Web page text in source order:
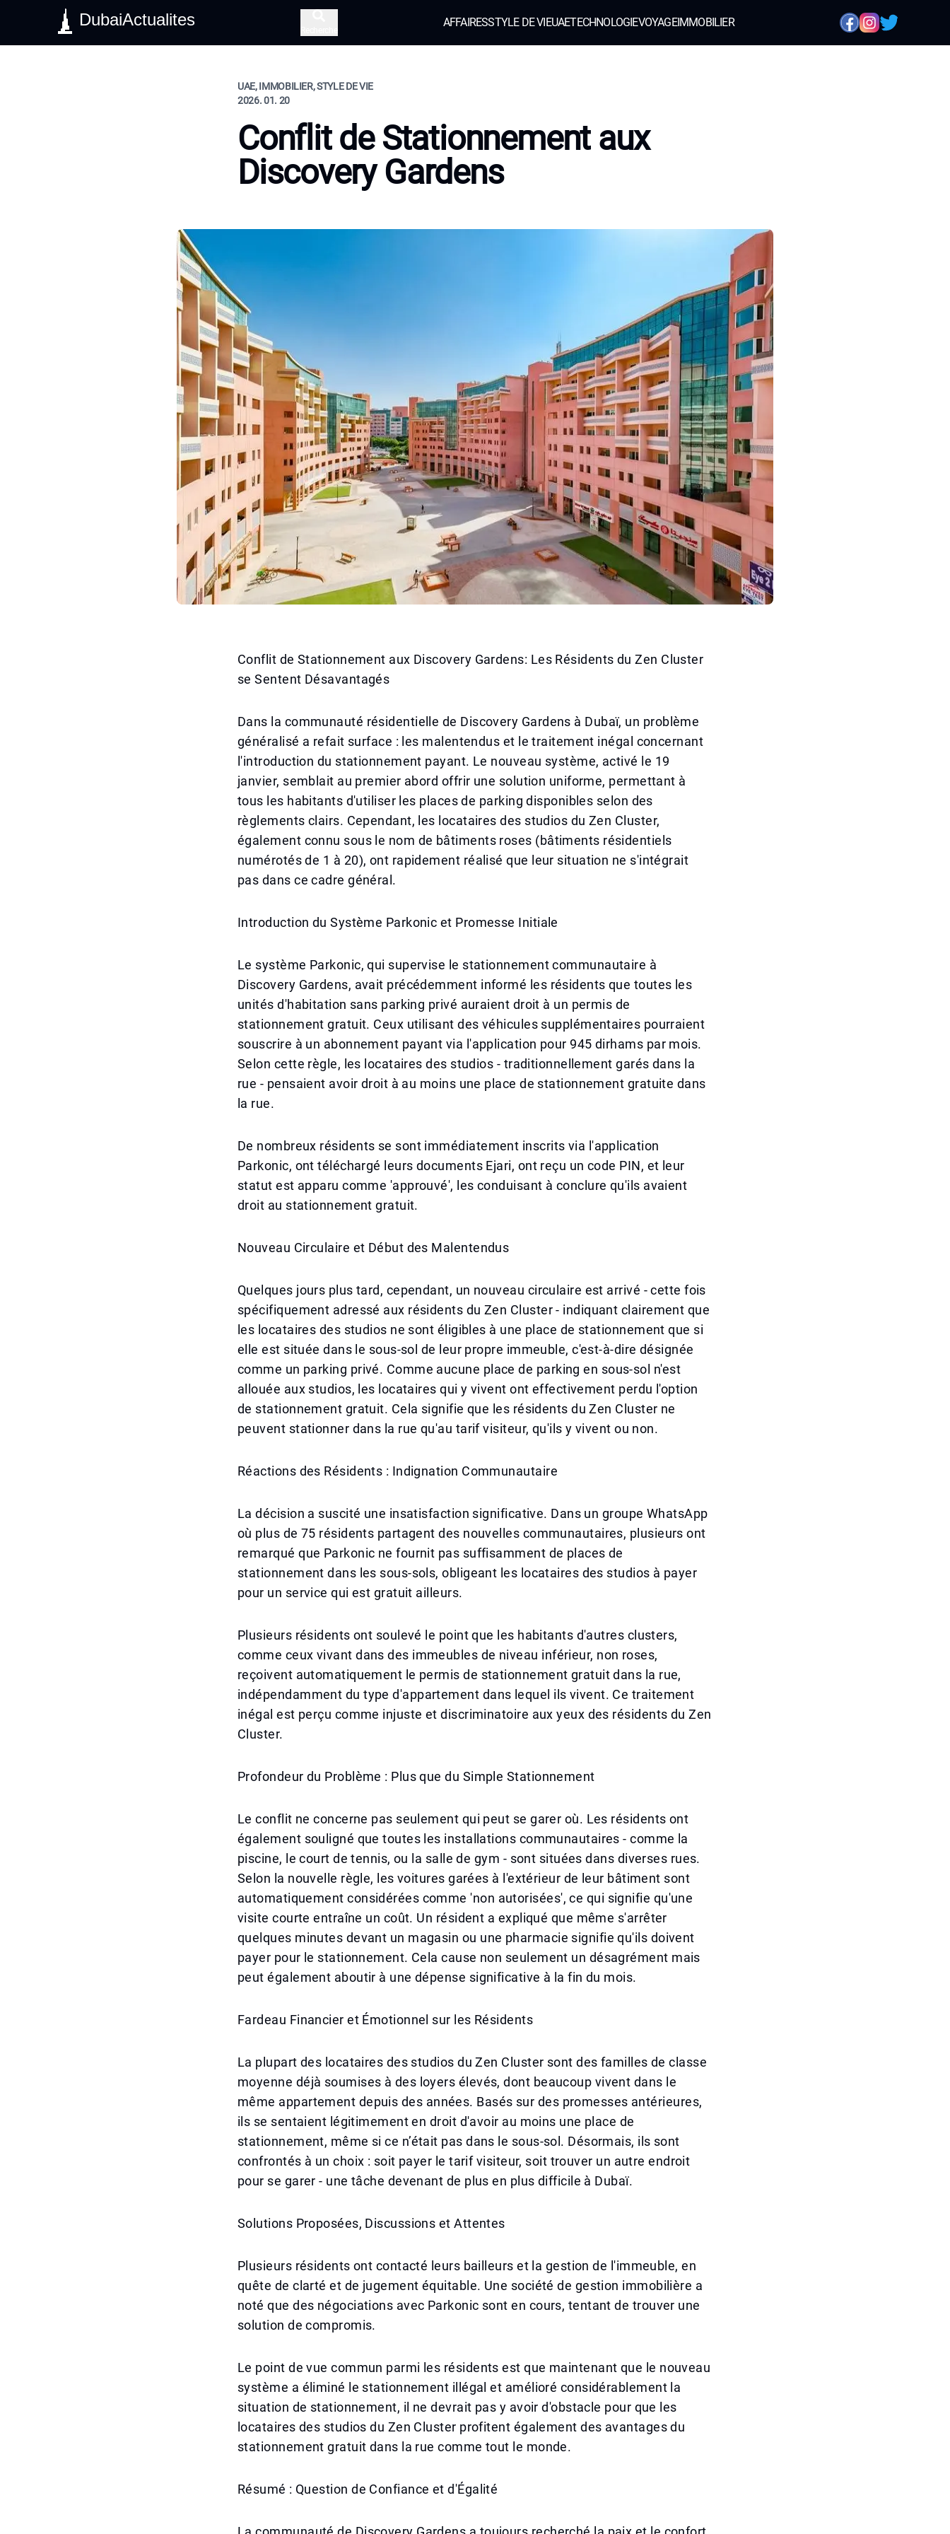
DubaiActualites AFFAIRESSTYLE DE VIEUAETECHNOLOGIEVOYAGEIMMOBILIER
UAE, IMMOBILIER, STYLE DE VIE
2026. 01. 20
Conflit de Stationnement aux
Discovery Gardens
Conflit de Stationnement aux Discovery Gardens: Les Résidents du Zen Cluster
se Sentent Désavantagés
Dans la communauté résidentielle de Discovery Gardens à Dubaï, un problème
généralisé a refait surface : les malentendus et le traitement inégal concernant
l'introduction du stationnement payant. Le nouveau système, activé le 19
janvier, semblait au premier abord offrir une solution uniforme, permettant à
tous les habitants d'utiliser les places de parking disponibles selon des
règlements clairs. Cependant, les locataires des studios du Zen Cluster,
également connu sous le nom de bâtiments roses (bâtiments résidentiels
numérotés de 1 à 20), ont rapidement réalisé que leur situation ne s'intégrait
pas dans ce cadre général.
Introduction du Système Parkonic et Promesse Initiale
Le système Parkonic, qui supervise le stationnement communautaire à
Discovery Gardens, avait précédemment informé les résidents que toutes les
unités d'habitation sans parking privé auraient droit à un permis de
stationnement gratuit. Ceux utilisant des véhicules supplémentaires pourraient
souscrire à un abonnement payant via l'application pour 945 dirhams par mois.
Selon cette règle, les locataires des studios - traditionnellement garés dans la
rue - pensaient avoir droit à au moins une place de stationnement gratuite dans
la rue.
De nombreux résidents se sont immédiatement inscrits via l'application
Parkonic, ont téléchargé leurs documents Ejari, ont reçu un code PIN, et leur
statut est apparu comme 'approuvé', les conduisant à conclure qu'ils avaient
droit au stationnement gratuit.
Nouveau Circulaire et Début des Malentendus
Quelques jours plus tard, cependant, un nouveau circulaire est arrivé - cette fois
spécifiquement adressé aux résidents du Zen Cluster - indiquant clairement que
les locataires des studios ne sont éligibles à une place de stationnement que si
elle est située dans le sous-sol de leur propre immeuble, c'est-à-dire désignée
comme un parking privé. Comme aucune place de parking en sous-sol n'est
allouée aux studios, les locataires qui y vivent ont effectivement perdu l'option
de stationnement gratuit. Cela signifie que les résidents du Zen Cluster ne
peuvent stationner dans la rue qu'au tarif visiteur, qu'ils y vivent ou non.
Réactions des Résidents : Indignation Communautaire
La décision a suscité une insatisfaction significative. Dans un groupe WhatsApp
où plus de 75 résidents partagent des nouvelles communautaires, plusieurs ont
remarqué que Parkonic ne fournit pas suffisamment de places de
stationnement dans les sous-sols, obligeant les locataires des studios à payer
pour un service qui est gratuit ailleurs.
Plusieurs résidents ont soulevé le point que les habitants d'autres clusters,
comme ceux vivant dans des immeubles de niveau inférieur, non roses,
reçoivent automatiquement le permis de stationnement gratuit dans la rue,
indépendamment du type d'appartement dans lequel ils vivent. Ce traitement
inégal est perçu comme injuste et discriminatoire aux yeux des résidents du Zen
Cluster.
Profondeur du Problème : Plus que du Simple Stationnement
Le conflit ne concerne pas seulement qui peut se garer où. Les résidents ont
également souligné que toutes les installations communautaires - comme la
piscine, le court de tennis, ou la salle de gym - sont situées dans diverses rues.
Selon la nouvelle règle, les voitures garées à l'extérieur de leur bâtiment sont
automatiquement considérées comme 'non autorisées', ce qui signifie qu'une
visite courte entraîne un coût. Un résident a expliqué que même s'arrêter
quelques minutes devant un magasin ou une pharmacie signifie qu'ils doivent
payer pour le stationnement. Cela cause non seulement un désagrément mais
peut également aboutir à une dépense significative à la fin du mois.
Fardeau Financier et Émotionnel sur les Résidents
La plupart des locataires des studios du Zen Cluster sont des familles de classe
moyenne déjà soumises à des loyers élevés, dont beaucoup vivent dans le
même appartement depuis des années. Basés sur des promesses antérieures,
ils se sentaient légitimement en droit d'avoir au moins une place de
stationnement, même si ce n’était pas dans le sous-sol. Désormais, ils sont
confrontés à un choix : soit payer le tarif visiteur, soit trouver un autre endroit
pour se garer - une tâche devenant de plus en plus difficile à Dubaï.
Solutions Proposées, Discussions et Attentes
Plusieurs résidents ont contacté leurs bailleurs et la gestion de l'immeuble, en
quête de clarté et de jugement équitable. Une société de gestion immobilière a
noté que des négociations avec Parkonic sont en cours, tentant de trouver une
solution de compromis.
Le point de vue commun parmi les résidents est que maintenant que le nouveau
système a éliminé le stationnement illégal et amélioré considérablement la
situation de stationnement, il ne devrait pas y avoir d'obstacle pour que les
locataires des studios du Zen Cluster profitent également des avantages du
stationnement gratuit dans la rue comme tout le monde.
Résumé : Question de Confiance et d'Égalité